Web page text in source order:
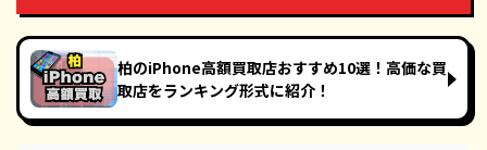
柏のiPhone高額買取店おすすめ10選！高価な買
取店をランキング形式に紹介！